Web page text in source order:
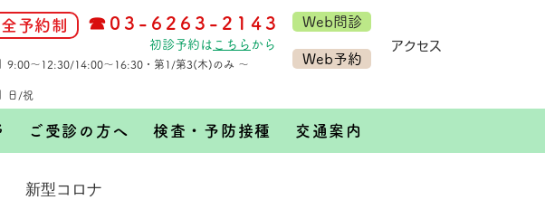
予約制 ☎03-6263-2143
初診予約は こちら から
】9:00～12:30/14:00～16:30・第1/第3(木)のみ ～
日/祝
Web問診
Web予約
​アクセス
ご受診の方へ 検査・予防接種 交通案内
新型コロナ